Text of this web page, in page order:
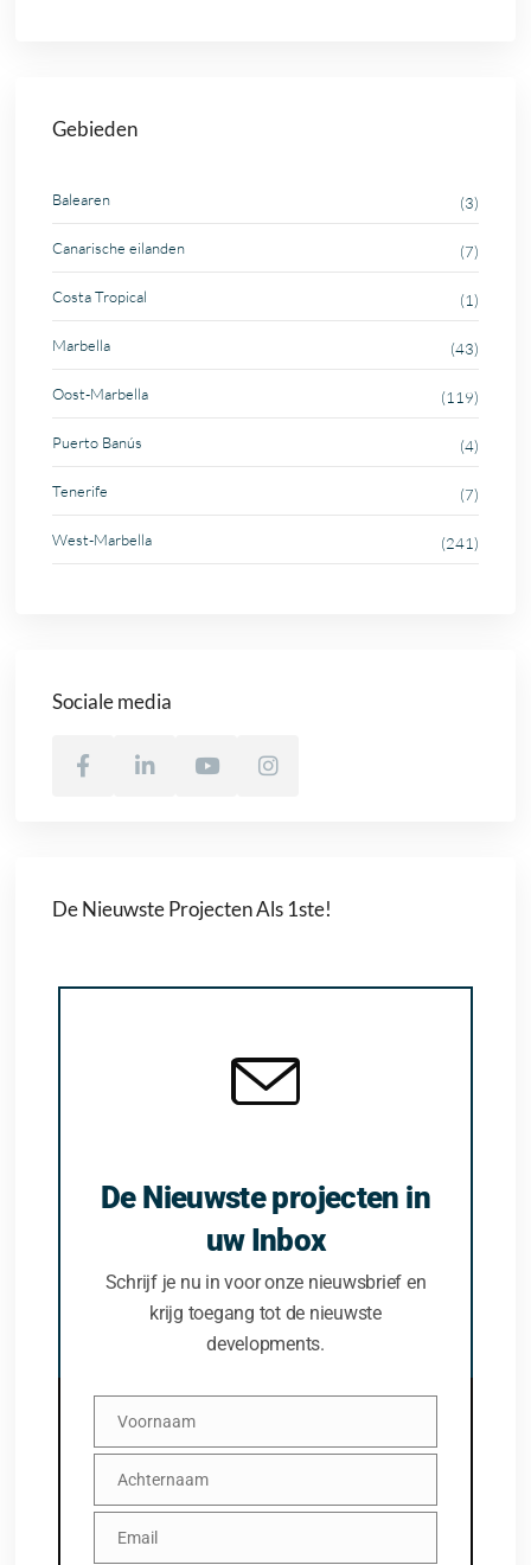
Gebieden
Balearen (3)
Canarische eilanden (7)
Costa Tropical (1)
Marbella (43)
Oost-Marbella (119)
Puerto Banús (4)
Tenerife (7)
West-Marbella (241)
Sociale media
De Nieuwste Projecten Als 1ste!
De Nieuwste projecten in
uw Inbox
Schrijf je nu in voor onze nieuwsbrief en
krijg toegang tot de nieuwste
developments.
Voornaam
Voornaam
Achternaam
Achternaam
EmailEmail